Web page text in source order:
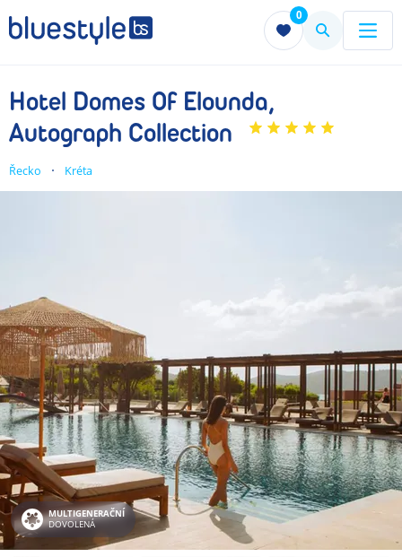
0
Menu Menu
Hotel Domes Of Elounda,
Autograph Collection
Řecko Kréta
MULTIGENERAČNÍ
DOVOLENÁ